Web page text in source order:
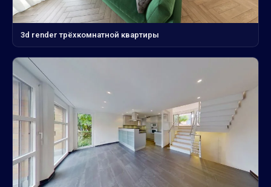
3d render трёхкомнатной квартиры